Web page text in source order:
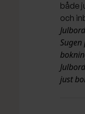
både
och
just